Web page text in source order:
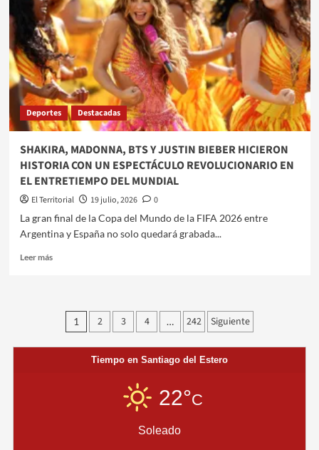
QUE
DEJAR
LA
GRAN
FINAL
Deportes Destacadas
SHAKIRA, MADONNA, BTS Y JUSTIN BIEBER HICIERON
HISTORIA CON UN ESPECTÁCULO REVOLUCIONARIO EN
EL ENTRETIEMPO DEL MUNDIAL
El Territorial 19 julio, 2026
0
La gran final de la Copa del Mundo de la FIFA 2026 entre
Argentina y España no solo quedará grabada...
Leer másLeer
MADONNA,
JUSTIN
Paginación
de
entradas
1 2 3 4 … 242 Siguiente
Tiempo en Santiago del Estero
22°C
Soleado